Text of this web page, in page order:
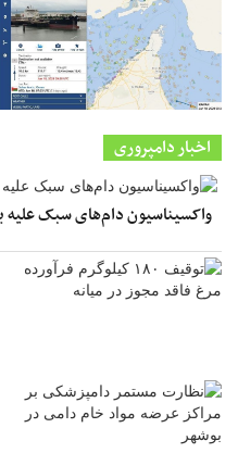
اخبار دامپروری
واکسیناسیون دام‌های سبک علیه